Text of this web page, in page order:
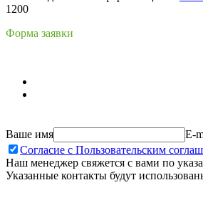
1200
Форма заявки
Ваше имя E-
Согласие с Пользовательским
Наш менеджер свяжется с вами по
Указанные контакты будут